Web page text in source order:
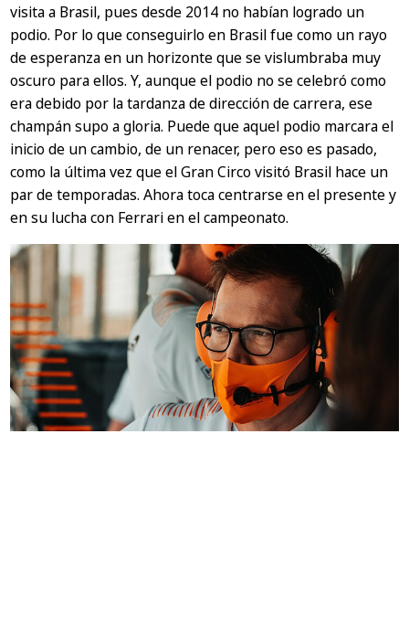
visita a Brasil, pues desde 2014 no habían logrado un
podio. Por lo que conseguirlo en Brasil fue como un rayo
de esperanza en un horizonte que se vislumbraba muy
oscuro para ellos. Y, aunque el podio no se celebró como
era debido por la tardanza de dirección de carrera, ese
champán supo a gloria. Puede que aquel podio marcara el
inicio de un cambio, de un renacer, pero eso es pasado,
como la última vez que el Gran Circo visitó Brasil hace un
par de temporadas. Ahora toca centrarse en el presente y
en su lucha con Ferrari en el campeonato.